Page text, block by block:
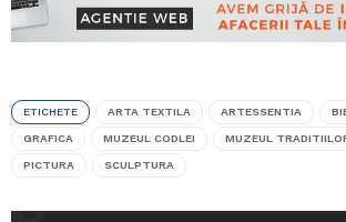
ETICHETE ARTA TEXTILA ARTESSENTIA
GRAFICA MUZEUL CODLEI MUZEUL
PICTURA SCULPTURA